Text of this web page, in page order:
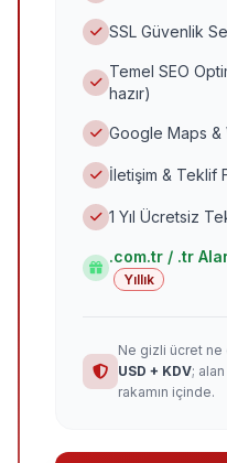
SSL Güvenlik
Temel SEO
hazır)
Google Maps &
İletişim & Teklif
1 Yıl Ücretsiz
.com.tr / .tr
Yıllık
Ne gizli ücret ne
USD + KDV; alan
rakamın içinde.